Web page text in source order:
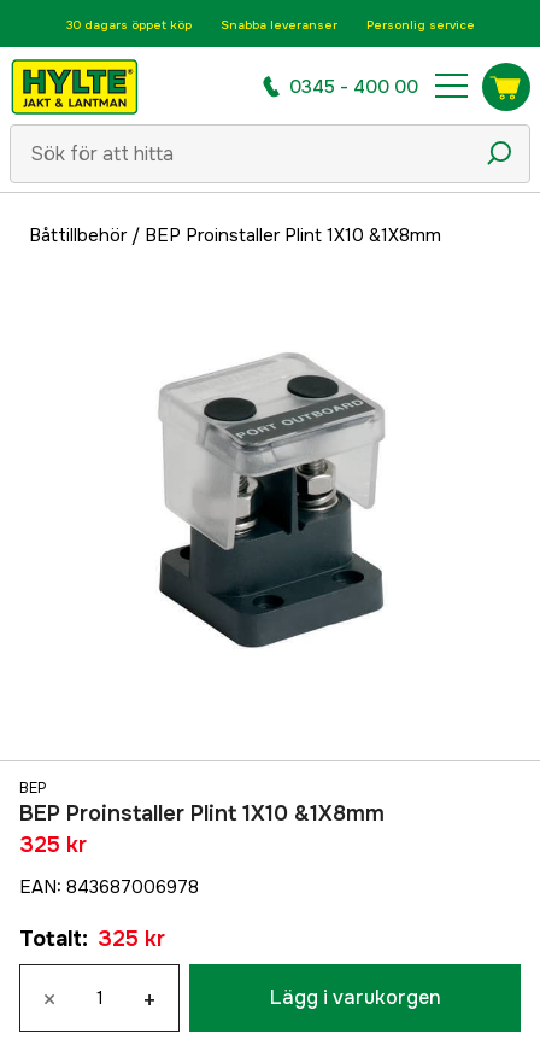
30 dagars öppet köp Snabba leveranser Personlig service
0345 - 400 00
Båttillbehör/ BEP Proinstaller Plint 1X10 &1X8mm
BEP
BEP Proinstaller Plint 1X10 &1X8mm
325 kr
EAN: 843687006978
Totalt: 325 kr
× + Lägg i varukorgen